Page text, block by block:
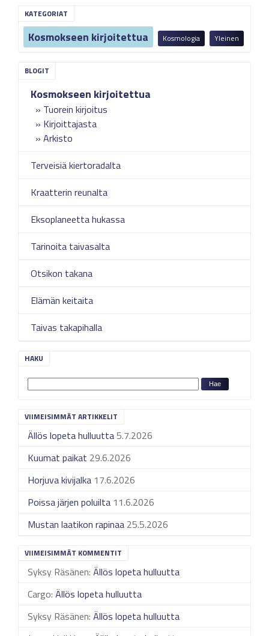
KATEGORIAT
Kosmokseen kirjoitettua Kosmologia Yleinen
Kosmokseen kirjoitettua
Tuorein kirjoitus
Kirjoittajasta
Arkisto
Terveisiä kiertoradalta
Kraatterin reunalta
Eksoplaneetta hukassa
Tarinoita taivasalta
Otsikon takana
Elämän keitaita
Taivas takapihalla
HAKU
VIIMEISIMMÄT ARTIKKELIT
Ällös lopeta hulluutta5.7.2026
Kuumat paikat 29.6.2026
Horjuva kivijalka 17.6.2026
Poissa järjen poluilta 11.6.2026
Mustan laatikon rapinaa 25.5.2026
VIIMEISIMMÄT KOMMENTIT
Syksy Räsänen: Ällös lopeta hulluutta
Cargo: Ällös lopeta hulluutta
Syksy Räsänen: Ällös lopeta hulluutta